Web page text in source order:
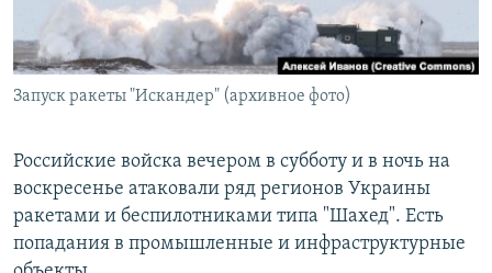
СОЦИАЛЬНЫЕ СЕТИ
Все сайты РСЕ/РС
Запуск ракеты "Искандер" (архивное фото)
Российские войска вечером в субботу и в ночь на
воскресенье атаковали ряд регионов Украины
ракетами и беспилотниками типа "Шахед". Есть
попадания в промышленные и инфраструктурные